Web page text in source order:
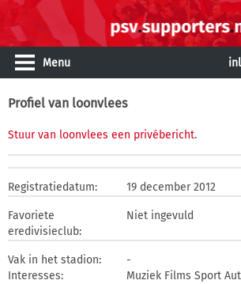
Menu
Profiel van loonvlees
Stuur van loonvlees een privébericht.
Registratiedatum: 19 december 2012
Favoriete
eredivisieclub:
Niet ingevuld
Vak in het stadion:
-
Interesses:
Muziek Films Sport